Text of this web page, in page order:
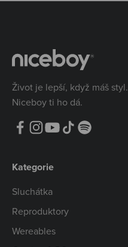
Život je lepší, když máš styl.
Niceboy ti ho dá.
Kategorie
Sluchátka
Reproduktory
Wereables